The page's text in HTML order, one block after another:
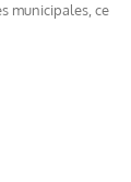
municipales, ce